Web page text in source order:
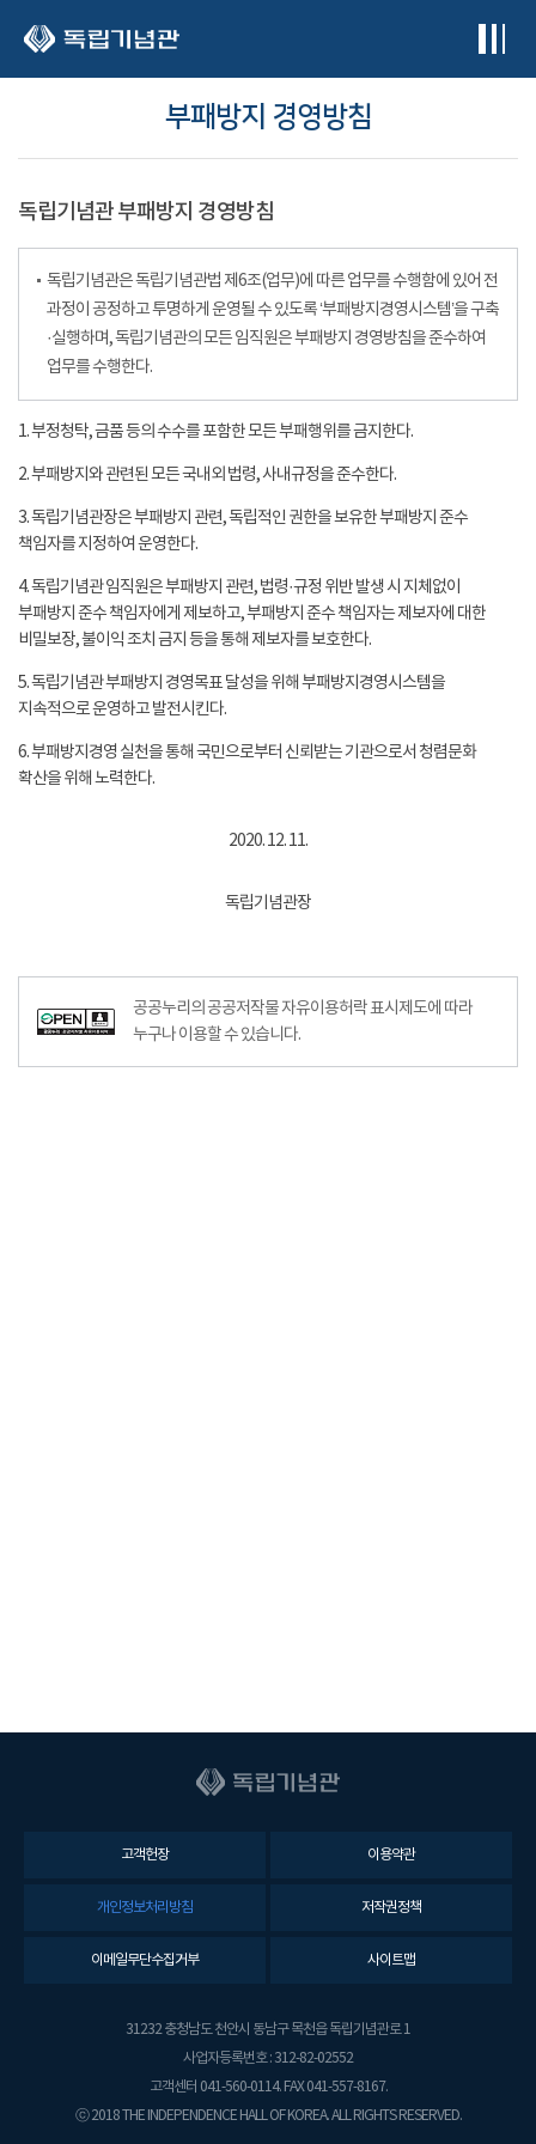
부패방지 경영방침
독립기념관 부패방지 경영방침
독립기념관은 독립기념관법 제6조(업무)에 따른 업무를 수행함에 있어 전
과정이 공정하고 투명하게 운영될 수 있도록 ‘부패방지경영시스템’을 구축
·실행하며, 독립기념관의 모든 임직원은 부패방지 경영방침을 준수하여
업무를 수행한다.
1. 부정청탁, 금품 등의 수수를 포함한 모든 부패행위를 금지한다.
2. 부패방지와 관련된 모든 국내외 법령, 사내규정을 준수한다.
3. 독립기념관장은 부패방지 관련, 독립적인 권한을 보유한 부패방지 준수
책임자를 지정하여 운영한다.
4. 독립기념관 임직원은 부패방지 관련, 법령·규정 위반 발생 시 지체없이
부패방지 준수 책임자에게 제보하고, 부패방지 준수 책임자는 제보자에 대한
비밀보장, 불이익 조치 금지 등을 통해 제보자를 보호한다.
5. 독립기념관 부패방지 경영목표 달성을 위해 부패방지경영시스템을
지속적으로 운영하고 발전시킨다.
6. 부패방지경영 실천을 통해 국민으로부터 신뢰받는 기관으로서 청렴문화
확산을 위해 노력한다.
2020. 12. 11.
독립기념관장
공공누리의 공공저작물 자유이용허락 표시제도에 따라
누구나 이용할 수 있습니다.
고객헌장 이용약관
개인정보처리방침 저작권정책
이메일무단수집거부 사이트맵
31232 충청남도 천안시 동남구 목천읍 독립기념관로 1
사업자등록번호 : 312-82-02552
고객센터 041-560-0114. FAX 041-557-8167.
ⓒ 2018 THE INDEPENDENCE HALL OF KOREA. ALL RIGHTS RESERVED.